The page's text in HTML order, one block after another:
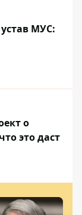
МУС:
о
это даст